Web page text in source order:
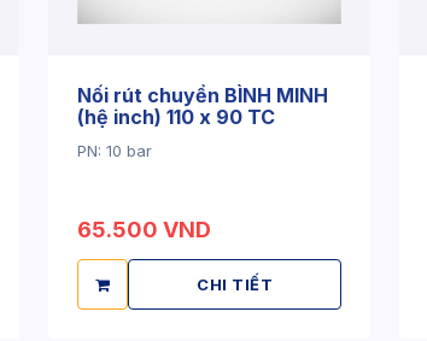
Nối rút chuyển BÌNH MINH
(hệ inch) 110 x 90 TC
PN: 10 bar
65.500 VND
CHI TIẾT